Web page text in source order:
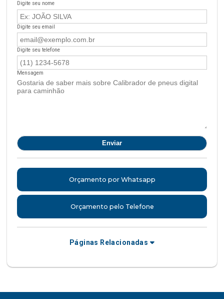
Digite seu nome
Digite seu email
Digite seu telefone
Mensagem
Orçamento por Whatsapp
Orçamento pelo Telefone
Páginas Relacionadas